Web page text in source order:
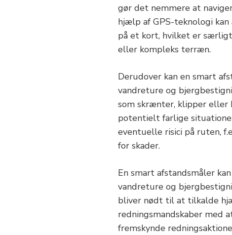
gør det nemmere at
hjælp af GPS-teknologi kan
på et kort, hvilket er
eller kompleks terræn.
Derudover kan en smart
vandreture og
som skrænter, klipper eller
potentielt farlige
eventuelle risici på ruten,
for skader.
En smart afstandsmåler
vandreture og
bliver nødt til at tilkalde
redningsmandskaber med
fremskynde